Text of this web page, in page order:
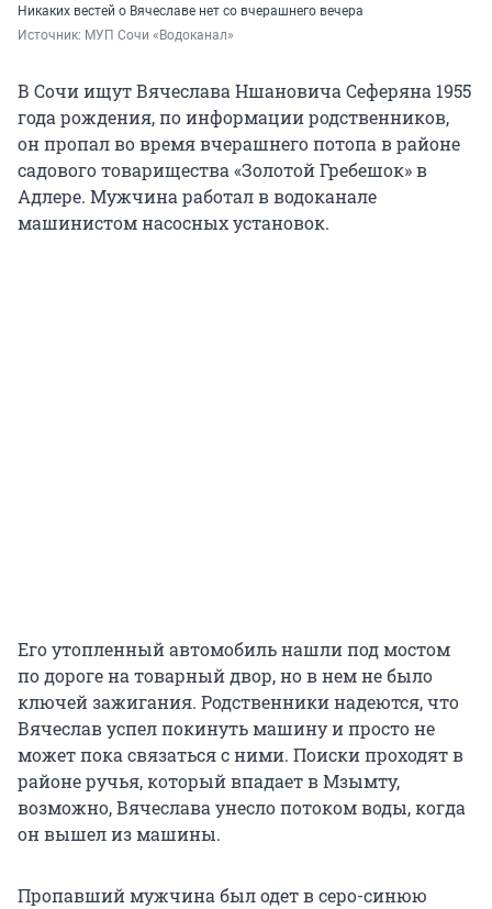
Никаких вестей о Вячеславе нет со вчерашнего вечера
Источник: МУП Сочи «Водоканал»
В Сочи ищут Вячеслава Ншановича Сеферяна 1955
года рождения, по информации родственников,
он пропал во время вчерашнего потопа в районе
садового товарищества «Золотой Гребешок» в
Адлере. Мужчина работал в водоканале
машинистом насосных установок.
Его утопленный автомобиль нашли под мостом
по дороге на товарный двор, но в нем не было
ключей зажигания. Родственники надеются, что
Вячеслав успел покинуть машину и просто не
может пока связаться с ними. Поиски проходят в
районе ручья, который впадает в Мзымту,
возможно, Вячеслава унесло потоком воды, когда
он вышел из машины.
Пропавший мужчина был одет в серо-синюю